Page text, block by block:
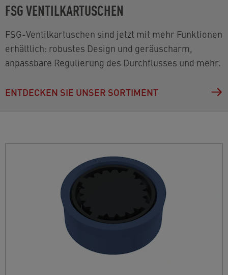
FSG VENTILKARTUSCHEN
FSG-Ventilkartuschen sind jetzt mit mehr Funktionen
erhältlich: robustes Design und geräuscharm,
anpassbare Regulierung des Durchflusses und mehr.
ENTDECKEN SIE UNSER SORTIMENT